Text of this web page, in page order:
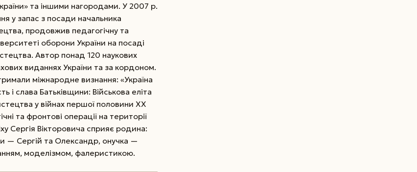
та іншими нагородами. У 2007 р.
у запас з посади начальника
продовжив педагогічну та
оборони України на посаді
Автор понад 120 наукових
виданнях України та за кордоном.
міжнародне визнання: «Україна
і слава Батьківщини: Військова еліта
у війнах першої половини ХХ
та фронтові операції на території
Сергія Вікторовича сприяє родина:
— Сергій та Олександр, онучка —
моделізмом, фалеристикою.